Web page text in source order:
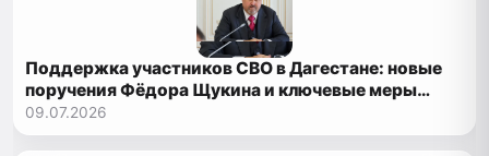
Поддержка участников СВО в Дагестане: новые
поручения Фёдора Щукина и ключевые меры
помощи
09.07.2026